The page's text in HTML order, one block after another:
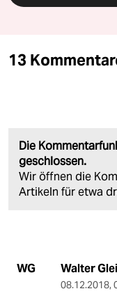
13
Die
geschlossen.
Wir öffnen die
Artikeln für etwa
WG Walter
08.12.2018,